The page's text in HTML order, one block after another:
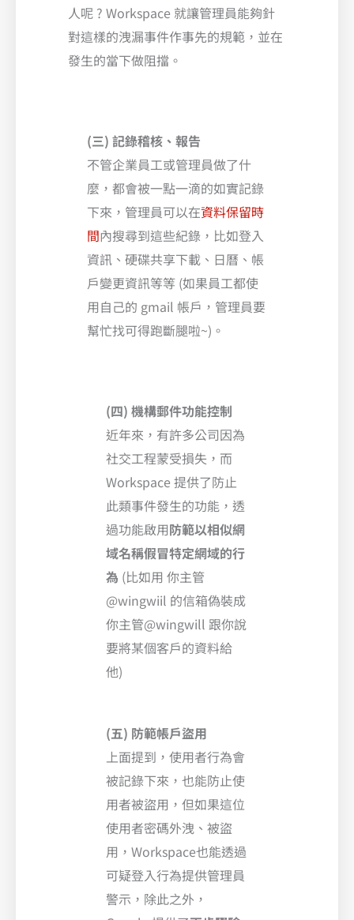
人呢 ? Workspace 就讓管理員能夠針
對這樣的洩漏事件作事先的規範，並在
發生的當下做阻擋。
(三) 記錄稽核、報告
不管企業員工或管理員做了什
麼，都會被一點一滴的如實記錄
下來，管理員可以在資料保留時
間內搜尋到這些紀錄，比如登入
資訊、硬碟共享下載、日曆、帳
戶變更資訊等等 (如果員工都使
用自己的 gmail 帳戶，管理員要
幫忙找可得跑斷腿啦~)。
(四) 機構郵件功能控制
近年來，有許多公司因為
社交工程蒙受損失，而
Workspace 提供了防止
此類事件發生的功能，透
過功能啟用防範以相似網
域名稱假冒特定網域的行
為 (比如用 你主管
@wingwiil 的信箱偽裝成
你主管@wingwill 跟你說
要將某個客戶的資料給
他)
(五) 防範帳戶盜用
上面提到，使用者行為會
被記錄下來，也能防止使
用者被盜用，但如果這位
使用者密碼外洩、被盜
用，Workspace也能透過
可疑登入行為提供管理員
警示，除此之外，